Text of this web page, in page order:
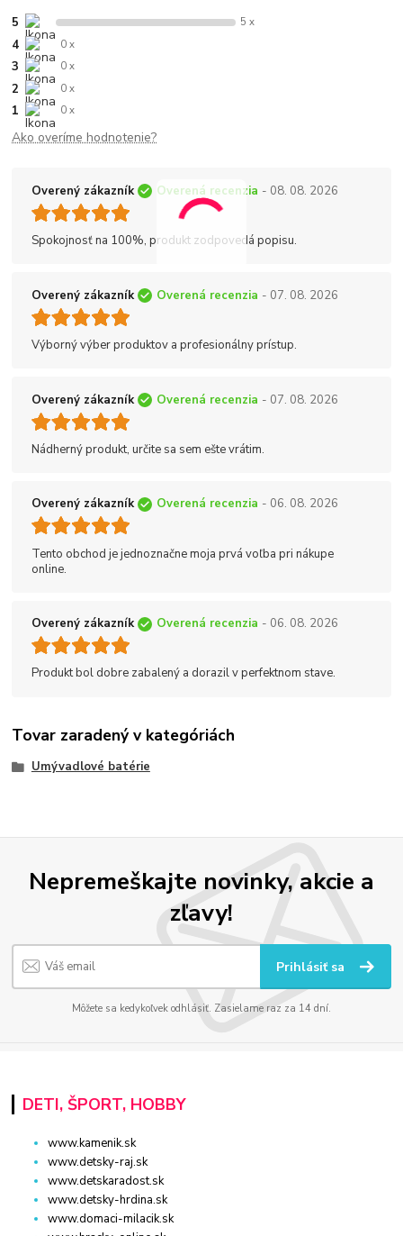
5 5 x
4 0 x
3 0 x
2 0 x
1 0 x
Ako overíme hodnotenie?
Overený zákazník Overená recenzia - 08. 08. 2026
Spokojnosť na 100%, produkt zodpovedá popisu.
Overený zákazník Overená recenzia - 07. 08. 2026
Výborný výber produktov a profesionálny prístup.
Overený zákazník Overená recenzia - 07. 08. 2026
Nádherný produkt, určite sa sem ešte vrátim.
Overený zákazník Overená recenzia - 06. 08. 2026
Tento obchod je jednoznačne moja prvá voľba pri nákupe
online.
Overený zákazník Overená recenzia - 06. 08. 2026
Produkt bol dobre zabalený a dorazil v perfektnom stave.
Tovar zaradený v kategóriách
Umývadlové batérie
Nepremeškajte novinky, akcie a
zľavy!
Prihlásiť sa
Môžete sa kedykoľvek odhlásiť. Zasielame raz za 14 dní.
DETI, ŠPORT, HOBBY
www.kamenik.sk
www.detsky-raj.sk
www.detskaradost.sk
www.detsky-hrdina.sk
www.domaci-milacik.sk